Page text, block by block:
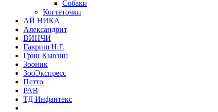
Собаки
Когтеточки
АЙ НИКА
Александрит
ВИНЧИ
Гавриш Н.Г.
Грин Кьюзин
Зооник
ЗооЭкспресс
Петто
РАВ
ТД Инфантекс